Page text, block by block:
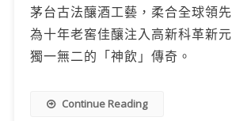
茅台古法釀酒工藝，柔合全球領
為十年老窖佳釀注入高新科革新
獨一無二的「神飲」傳奇。
Continue Reading